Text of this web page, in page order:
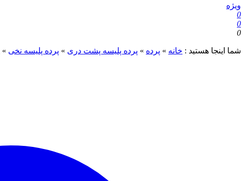
ویژه
0
0
0
شما اینجا هستید : خانه » پرده » پرده پلیسه پشت دری » پرده پلیسه نخی »